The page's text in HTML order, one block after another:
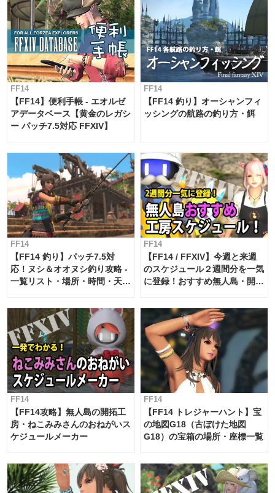
FF14
【FF14】便利手帳 - エオルゼ
アデータベース【黄金のレガシ
ー パッチ7.5対応 FFXIV】
FF14
【FF14 釣り】オーシャンフィ
ッシングの航路の釣り方・餌
FF14
【FF14 釣り】パッチ7.5対
応！ヌシ＆オオヌシ釣り攻略 -
一覧リスト・場所・時間・天
FF14
【FF14 / FFXIV】今週と来週
のスケジュール２週間分を一気
に登録！おすすめ無人島・開拓
FF14
【FF14攻略】無人島の開拓工
房・ねこみみさんのおねがいス
ケジュールメーカー
FF14
【FF14 トレジャーハント】宝
の地図G18（古ぼけた地図
G18）の宝箱の場所・座標一覧